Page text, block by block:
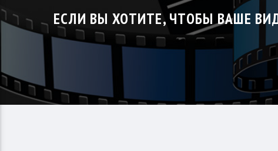
ЕСЛИ ВЫ ХОТИТЕ, ЧТОБЫ ВАШЕ